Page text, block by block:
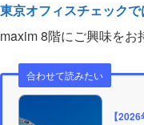
東京オフィスチェック
maxim 8階にご興味を
合わせて読みたい
【